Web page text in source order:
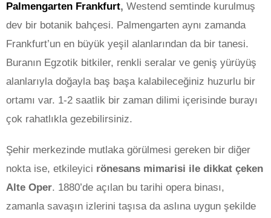
Palmengarten Frankfurt, Westend semtinde kurulmuş
dev bir botanik bahçesi. Palmengarten aynı zamanda
Frankfurt’un en büyük yeşil alanlarından da bir tanesi.
Buranın Egzotik bitkiler, renkli seralar ve geniş yürüyüş
alanlarıyla doğayla baş başa kalabileceğiniz huzurlu bir
ortamı var. 1-2 saatlik bir zaman dilimi içerisinde burayı
çok rahatlıkla gezebilirsiniz.
Şehir merkezinde mutlaka görülmesi gereken bir diğer
nokta ise, etkileyici rönesans mimarisi ile dikkat çeken
Alte Oper. 1880’de açılan bu tarihi opera binası,
zamanla savaşın izlerini taşısa da aslına uygun şekilde